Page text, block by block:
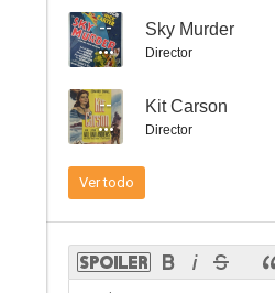
Judge Hardy and Son
--
-- Sky Murder
Director
-- Kit Carson
Director
Ver todo